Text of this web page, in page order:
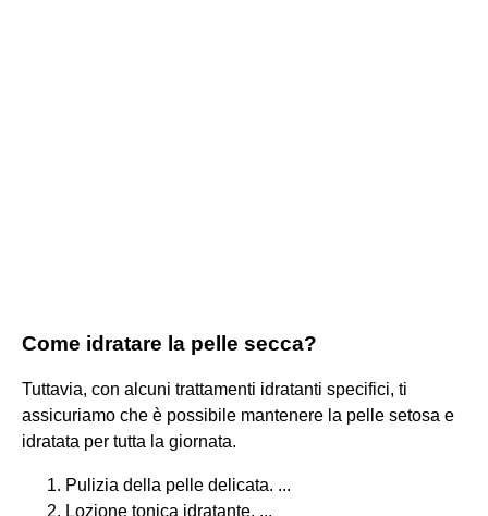
Come idratare la pelle secca?
Tuttavia, con alcuni trattamenti idratanti specifici, ti
assicuriamo che è possibile mantenere la pelle setosa e
idratata per tutta la giornata.
Pulizia della pelle delicata. ...
Lozione tonica idratante. ...